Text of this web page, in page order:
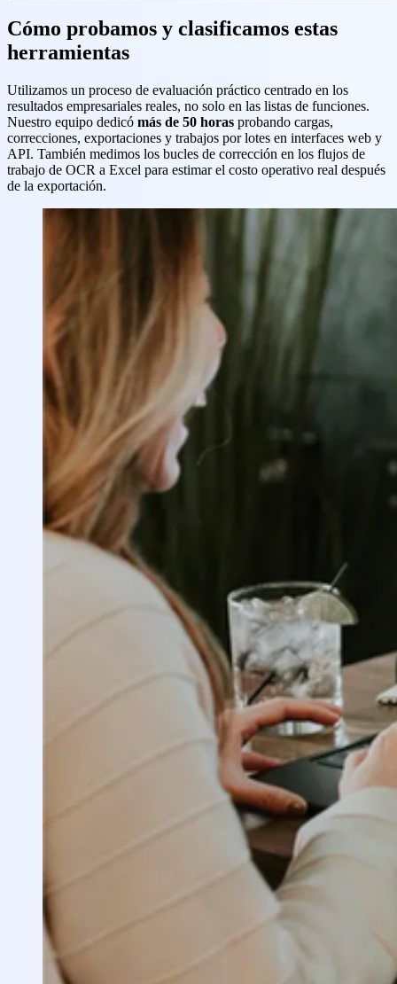
Cómo probamos y clasificamos estas
herramientas
Utilizamos un proceso de evaluación práctico centrado en los
resultados empresariales reales, no solo en las listas de funciones.
Nuestro equipo dedicó más de 50 horas probando cargas,
correcciones, exportaciones y trabajos por lotes en interfaces web y
API. También medimos los bucles de corrección en los flujos de
trabajo de OCR a Excel para estimar el costo operativo real después
de la exportación.